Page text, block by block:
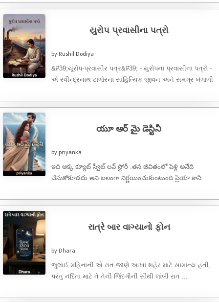
યુરોપ પ્રવાસીના પત્રો
by Rushil Dodiya
&#39;યૂરોપ-પ્રવાસીર પત્ર&#39; - યુરોપના પ્રવાસીના પત્રો -
એ રવીન્દ્રનાથ ટાગોરના સાહિત્યિક જીવન અને સમગ્ર બંગાળી
యూ ఆర్ మై డెస్టినీ
by priyanka
ఇది అక్క క్యూట్ స్వీట్ లవ్ స్టోరీ .తన జీవితంలో పెళ్లి అనేది
చేసుకోకూడదు అని బలంగా నిర్ణయించుకుంటుంది ప్రియా కానీ
રાત્રે બાર વાગ્યાનો ફોન
by Dhara
જુલાઈ મહિનાની એ રાત જાણે આખા શહેર માટે સામાન્ય હતી,
પરંતુ નંદિતા માટે તે તેની જિંદગીની સૌથી લાંબી રાત ...